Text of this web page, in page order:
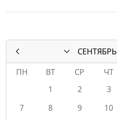
СЕНТЯБРЬ
ПН
ВТ СР ЧТ
1
2 3
7
8 9 10